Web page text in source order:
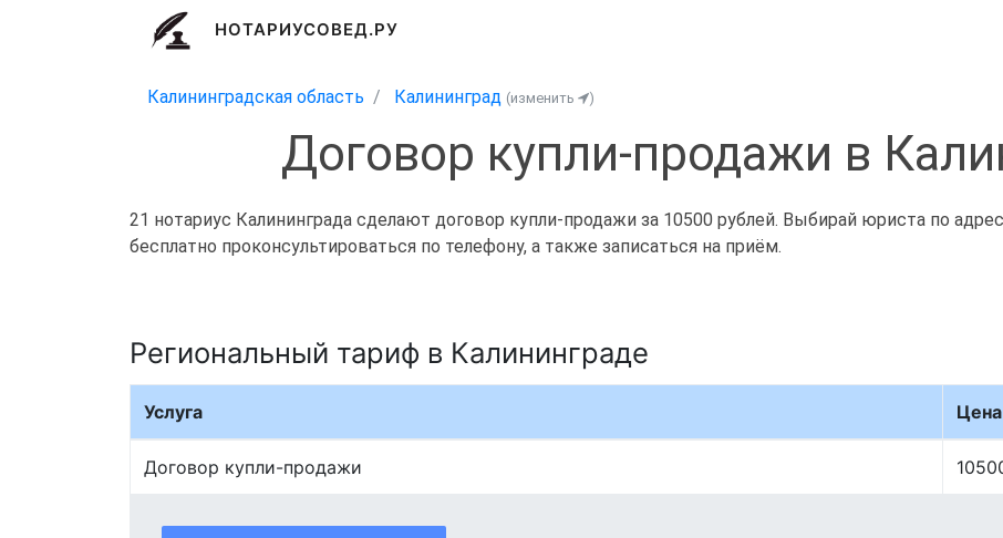
НОТАРИУСОВЕД.РУ
Калининградская область Калининград (изменить )
Договор купли-продажи в
21 нотариус Калининграда сделают договор купли-продажи за 10500 рублей. Выбирай юриста по
бесплатно проконсультироваться по телефону, а также записаться на приём.
Региональный тариф в Калининграде
Услуга
Договор купли-продажи